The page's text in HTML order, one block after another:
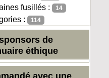
fusillés : 14
: 114
de
éthique
avec une